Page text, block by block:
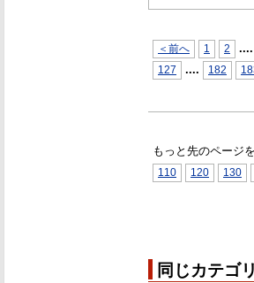
＜前へ 1 2 ....
127
.... 182
もっと先のページ
110
120 130
同じカテゴ